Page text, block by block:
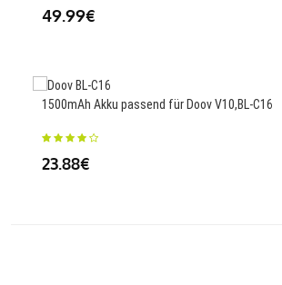
49.99€
1500mAh Akku passend für Doov V10,BL-C16
23.88€